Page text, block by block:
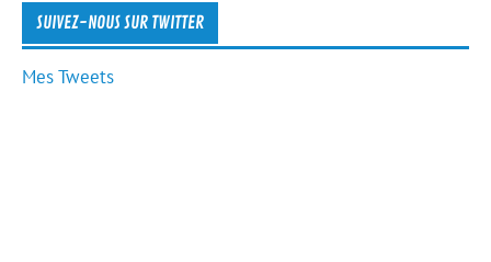
SUIVEZ-NOUS SUR TWITTER
Mes Tweets